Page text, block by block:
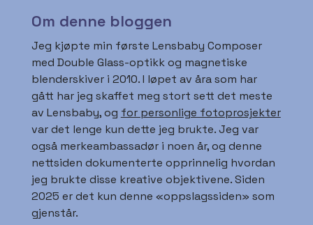
Om denne bloggen
Jeg kjøpte min første Lensbaby Composer
med Double Glass-optikk og magnetiske
blenderskiver i 2010. I løpet av åra som har
gått har jeg skaffet meg stort sett det meste
av Lensbaby, og for personlige fotoprosjekter
var det lenge kun dette jeg brukte. Jeg var
også merkeambassadør i noen år, og denne
nettsiden dokumenterte opprinnelig hvordan
jeg brukte disse kreative objektivene. Siden
2025 er det kun denne «oppslagssiden» som
gjenstår.